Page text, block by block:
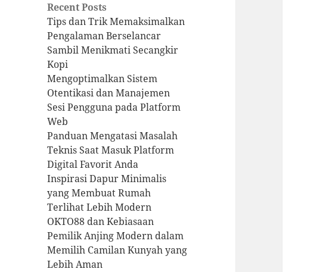
Recent Posts
Tips dan Trik Memaksimalkan
Pengalaman Berselancar
Sambil Menikmati Secangkir
Kopi
Mengoptimalkan Sistem
Otentikasi dan Manajemen
Sesi Pengguna pada Platform
Web
Panduan Mengatasi Masalah
Teknis Saat Masuk Platform
Digital Favorit Anda
Inspirasi Dapur Minimalis
yang Membuat Rumah
Terlihat Lebih Modern
OKTO88 dan Kebiasaan
Pemilik Anjing Modern dalam
Memilih Camilan Kunyah yang
Lebih Aman